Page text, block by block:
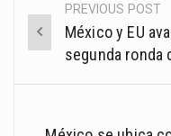
Post
navigation
PREVIOUS POST
México y EU
segunda ronda